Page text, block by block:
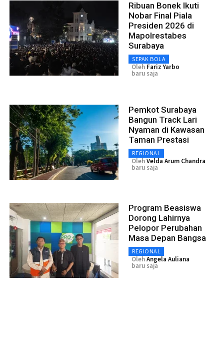
Ribuan Bonek Ikuti
Nobar Final Piala
Presiden 2026 di
Mapolrestabes
Surabaya
SEPAK BOLA
Oleh Fariz Yarbo
baru saja
Pemkot Surabaya
Bangun Track Lari
Nyaman di Kawasan
Taman Prestasi
REGIONAL
OlehVelda Arum Chandra
baru saja
Program Beasiswa
Dorong Lahirnya
Pelopor Perubahan
Masa Depan Bangsa
REGIONAL
OlehAngela Auliana
baru saja